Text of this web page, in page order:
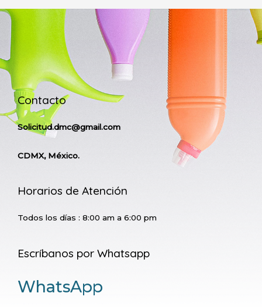
Contacto
Solicitud.dmc@gmail.com
CDMX, México.
Horarios de Atención
Todos los días : 8:00 am a 6:00 pm
Escríbanos por Whatsapp
WhatsApp